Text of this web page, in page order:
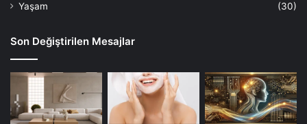
Yaşam
(30)
Son Değiştirilen Mesajlar